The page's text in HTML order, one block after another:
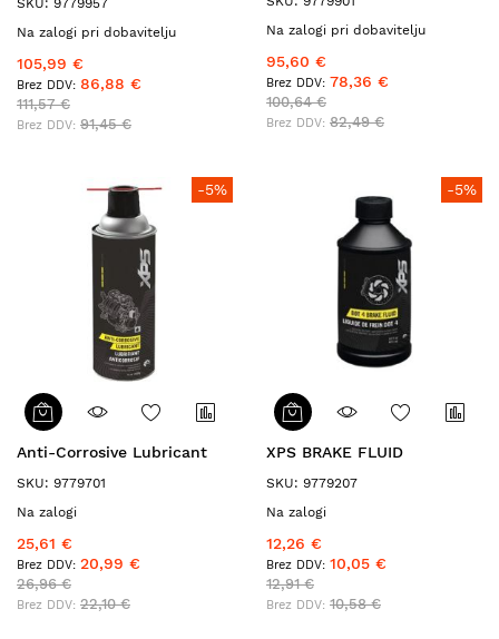
SKU: 9779957
Na zalogi pri dobavitelju
105,99 €
86,88 €
111,57 €
91,45 €
Na zalogi pri dobavitelju
95,60 €
78,36 €
100,64 €
82,49 €
-5%
Anti-Corrosive Lubricant
SKU: 9779701
Na zalogi
25,61 €
20,99 €
26,96 €
22,10 €
-5%
XPS BRAKE FLUID
SKU: 9779207
Na zalogi
12,26 €
10,05 €
12,91 €
10,58 €